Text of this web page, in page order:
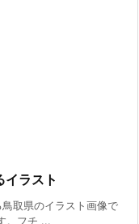
イラスト
取県のイラスト画像で
。フチ ...